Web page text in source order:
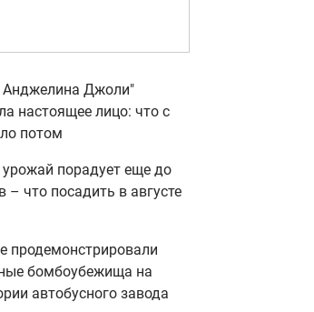
Анджелина Джоли"
настоящее лицо: что с
потом
урожай порадует еще до
– что посадить в августе
продемонстрировали
бомбоубежища на
автобусного завода